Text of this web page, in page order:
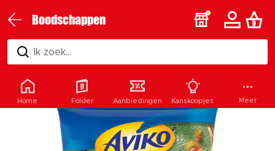
Boodschappen
Ik zoek...
Home Folder Aanbiedingen Kanskoopjes Meer